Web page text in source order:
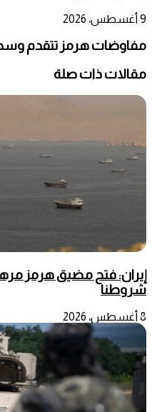
9 أغسطس، 2026
مفاوضات هرمز تتقدم
مقالات ذات صلة
إيران: فتح مضيق هرمز
شروطنا
8 أغسطس، 2026